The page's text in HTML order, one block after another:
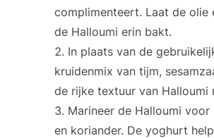
complimenteert. Laat de olie
de Halloumi erin bakt.
In plaats van de
kruidenmix van tijm,
de rijke textuur van Halloumi
Marineer de Halloumi
en koriander. De yoghurt